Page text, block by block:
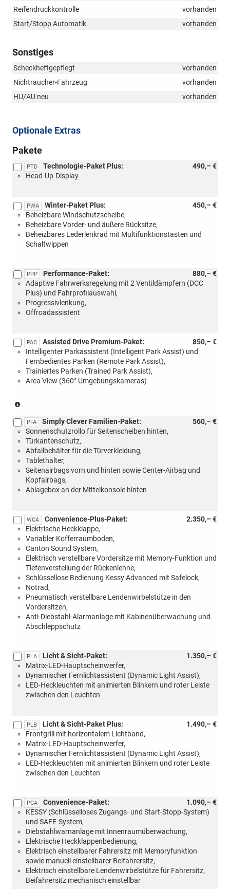
Reifendruckkontrolle
vorhanden
Start/Stopp Automatik
vorhanden
Sonstiges
Scheckheftgepflegt
vorhanden
Nichtraucher-Fahrzeug
vorhanden
HU/AU neu
vorhanden
Optionale Extras
Pakete
PTD 490,– €
Technologie-Paket Plus:
Head-Up-Display
PWA 450,– €
Winter-Paket Plus:
Beheizbare Windschutzscheibe,
Beheizbare Vorder- und äußere Rücksitze,
Beheizbares Lederlenkrad mit Multifunktionstasten und
Schaltwippen
PPP 880,– €
Performance-Paket:
Adaptive Fahrwerksregelung mit 2 Ventildämpfern (DCC
Plus) und Fahrprofilauswahl,
Progressivlenkung,
Offroadassistent
PAC 850,– €
Assisted Drive Premium-Paket:
Intelligenter Parkassistent (Intelligent Park Assist) und
Fernbedientes Parken (Remote Park Assist),
Trainiertes Parken (Trained Park Assist),
Area View (360° Umgebungskameras)
Verbindung
mit:
[PCA]
Convenience-
Paket
oder
[WCA]
Convenience-
PFA 560,– €
Simply Clever Familien-Paket:
Sonnenschutzrollo für Seitenscheiben hinten,
Türkantenschutz,
Abfallbehälter für die Türverkleidung,
Tablethalter,
Seitenairbags vorn und hinten sowie Center-Airbag und
Kopfairbags,
Ablagebox an der Mittelkonsole hinten
WCA 2.350,– €
Convenience-Plus-Paket:
Elektrische Heckklappe,
Variabler Kofferraumboden,
Canton Sound System,
Elektrisch verstellbare Vordersitze mit Memory-Funktion und
Tiefenverstellung der Rückenlehne,
Schlüssellose Bedienung Kessy Advanced mit Safelock,
Notrad,
Pneumatisch verstellbare Lendenwirbelstütze in den
Vordersitzen,
Anti-Diebstahl-Alarmanlage mit Kabinenüberwachung und
Abschleppschutz
PLA 1.350,– €
Licht & Sicht-Paket:
Matrix-LED-Hauptscheinwerfer,
Dynamischer Fernlichtassistent (Dynamic Light Assist),
LED-Heckleuchten mit animierten Blinkern und roter Leiste
zwischen den Leuchten
PLB 1.490,– €
Licht & Sicht-Paket Plus:
Frontgrill mit horizontalem Lichtband,
Matrix-LED-Hauptscheinwerfer,
Dynamischer Fernlichtassistent (Dynamic Light Assist),
LED-Heckleuchten mit animierten Blinkern und roter Leiste
zwischen den Leuchten
PCA 1.090,– €
Convenience-Paket:
KESSY (Schlüsselloses Zugangs- und Start-Stopp-System)
und SAFE-System,
Diebstahlwarnanlage mit Innenraumüberwachung,
Elektrische Heckklappenbedienung,
Elektrisch einstellbarer Fahrersitz mit Memoryfunktion
sowie manuell einstellbarer Beifahrersitz,
Elektrisch einstellbare Lendenwirbelstütze für Fahrersitz,
Beifahrersitz mechanisch einstellbar